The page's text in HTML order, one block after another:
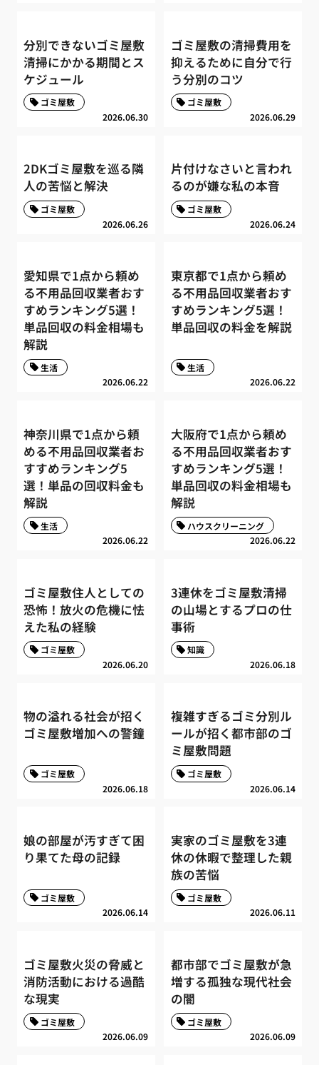
分別できないゴミ屋敷
清掃にかかる期間とス
ケジュール
2026.06.30
ゴミ屋敷
ゴミ屋敷の清掃費用を
抑えるために自分で行
う分別のコツ
2026.06.29
ゴミ屋敷
2DKゴミ屋敷を巡る隣
人の苦悩と解決
2026.06.26
ゴミ屋敷
片付けなさいと言われ
るのが嫌な私の本音
2026.06.24
ゴミ屋敷
愛知県で1点から頼め
る不用品回収業者おす
すめランキング5選！
単品回収の料金相場も
解説
2026.06.22
生活
東京都で1点から頼め
る不用品回収業者おす
すめランキング5選！
単品回収の料金を解説
2026.06.22
生活
神奈川県で1点から頼
める不用品回収業者お
すすめランキング5
選！単品の回収料金も
解説
2026.06.22
生活
大阪府で1点から頼め
る不用品回収業者おす
すめランキング5選！
単品回収の料金相場も
解説
2026.06.22
ハウスクリーニング
ゴミ屋敷住人としての
恐怖！放火の危機に怯
えた私の経験
2026.06.20
ゴミ屋敷
3連休をゴミ屋敷清掃
の山場とするプロの仕
事術
2026.06.18
知識
物の溢れる社会が招く
ゴミ屋敷増加への警鐘
2026.06.18
ゴミ屋敷
複雑すぎるゴミ分別ル
ールが招く都市部のゴ
ミ屋敷問題
2026.06.14
ゴミ屋敷
娘の部屋が汚すぎて困
り果てた母の記録
2026.06.14
ゴミ屋敷
実家のゴミ屋敷を3連
休の休暇で整理した親
族の苦悩
2026.06.11
ゴミ屋敷
ゴミ屋敷火災の脅威と
消防活動における過酷
な現実
2026.06.09
ゴミ屋敷
都市部でゴミ屋敷が急
増する孤独な現代社会
の闇
2026.06.09
ゴミ屋敷